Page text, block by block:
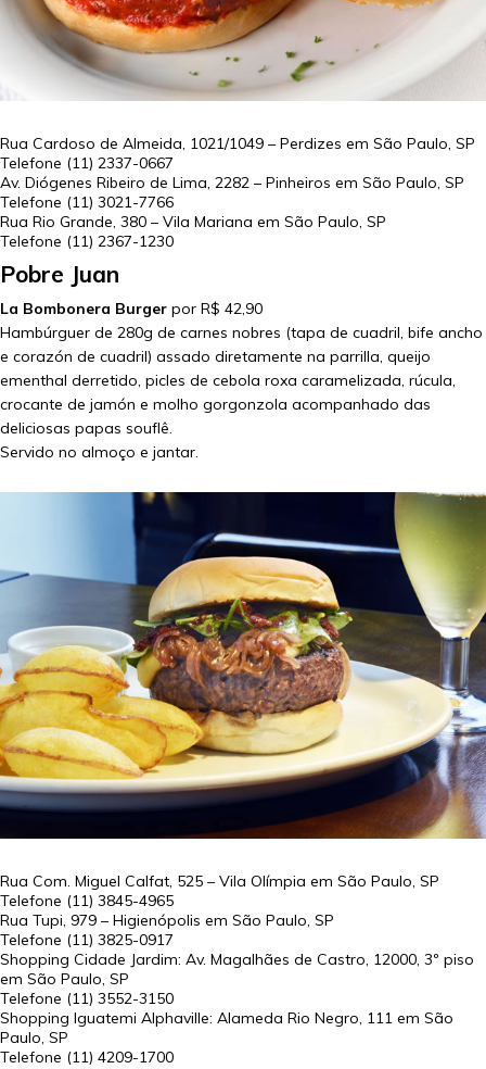
Rua Cardoso de Almeida, 1021/1049 – Perdizes em São Paulo, SP
Telefone (11) 2337-0667
Av. Diógenes Ribeiro de Lima, 2282 – Pinheiros em São Paulo, SP
Telefone (11) 3021-7766
Rua Rio Grande, 380 – Vila Mariana em São Paulo, SP
Telefone (11) 2367-1230
Pobre Juan
La Bombonera Burger por R$ 42,90
Hambúrguer de 280g de carnes nobres (tapa de cuadril, bife ancho
e corazón de cuadril) assado diretamente na parrilla, queijo
ementhal derretido, picles de cebola roxa caramelizada, rúcula,
crocante de jamón e molho gorgonzola acompanhado das
deliciosas papas souflê.
Servido no almoço e jantar.
Rua Com. Miguel Calfat, 525 – Vila Olímpia em São Paulo, SP
Telefone (11) 3845-4965
Rua Tupi, 979 – Higienópolis em São Paulo, SP
Telefone (11) 3825-0917
Shopping Cidade Jardim: Av. Magalhães de Castro, 12000, 3º piso
em São Paulo, SP
Telefone (11) 3552-3150
Shopping Iguatemi Alphaville: Alameda Rio Negro, 111 em São
Paulo, SP
Telefone (11) 4209-1700